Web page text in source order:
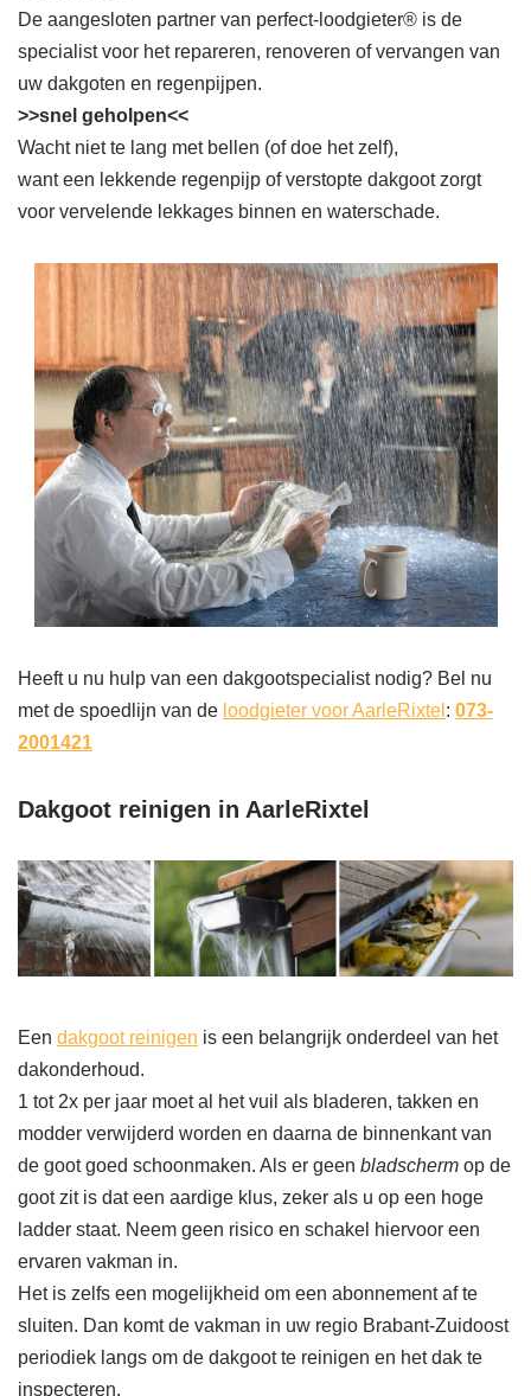
De aangesloten partner van perfect-loodgieter® is de
specialist voor het repareren, renoveren of vervangen van
uw dakgoten en regenpijpen.
>>snel geholpen<<
Wacht niet te lang met bellen (of doe het zelf),
want een lekkende regenpijp of verstopte dakgoot zorgt
voor vervelende lekkages binnen en waterschade.
Heeft u nu hulp van een dakgootspecialist nodig? Bel nu
met de spoedlijn van de loodgieter voor AarleRixtel : 073-
2001421
Dakgoot reinigen in AarleRixtel
Een dakgoot reinigen is een belangrijk onderdeel van het
dakonderhoud.
1 tot 2x per jaar moet al het vuil als bladeren, takken en
modder verwijderd worden en daarna de binnenkant van
de goot goed schoonmaken. Als er geen bladscherm op de
goot zit is dat een aardige klus, zeker als u op een hoge
ladder staat. Neem geen risico en schakel hiervoor een
ervaren vakman in.
Het is zelfs een mogelijkheid om een abonnement af te
sluiten. Dan komt de vakman in uw regio Brabant-Zuidoost
periodiek langs om de dakgoot te reinigen en het dak te
inspecteren.